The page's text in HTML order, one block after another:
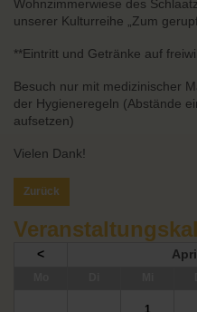
Wohnzimmerwiese des
unserer Kulturreihe „Zum
**Eintritt und Getränke auf
Besuch nur mit medizinischer
der Hygieneregeln (Abstände
aufsetzen)
Vielen Dank!
Zurück
<
1